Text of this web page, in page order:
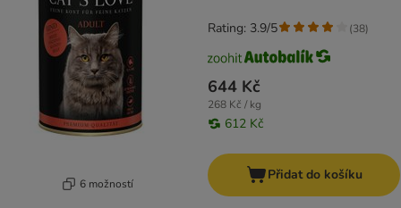
6 možností
644 Kč
268 Kč / kg
612 Kč
Rating: 3.9/5 (38)
Přidat do košíku